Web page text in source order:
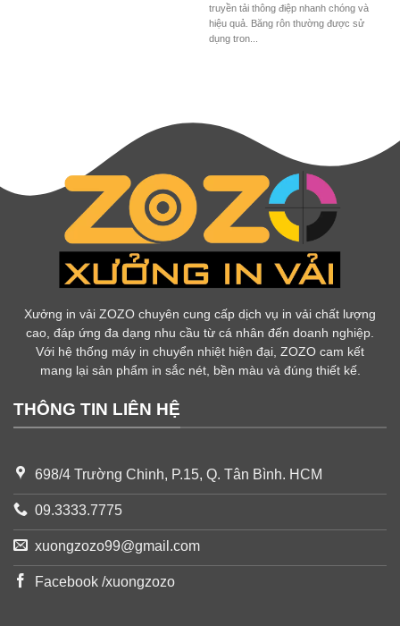
truyền tải thông điệp nhanh chóng và
hiệu quả. Băng rôn thường được sử
dụng tron...
Xưởng in vải ZOZO chuyên cung cấp dịch vụ in vải chất lượng
cao, đáp ứng đa dạng nhu cầu từ cá nhân đến doanh nghiệp.
Với hệ thống máy in chuyển nhiệt hiện đại, ZOZO cam kết
mang lại sản phẩm in sắc nét, bền màu và đúng thiết kế.
THÔNG TIN LIÊN HỆ
698/4 Trường Chinh, P.15, Q. Tân Bình. HCM
09.3333.7775
xuongzozo99@gmail.com
Facebook /xuongzozo